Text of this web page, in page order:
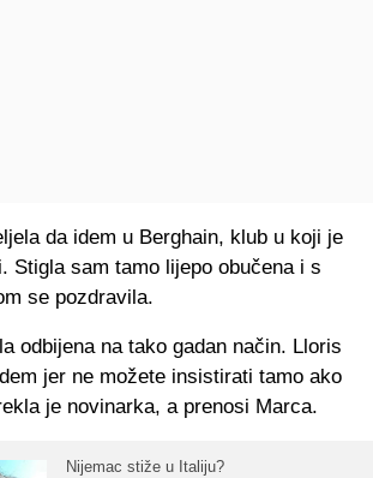
da idem u Berghain, klub u koji je
Stigla sam tamo lijepo obučena i s
se pozdravila.
odbijena na tako gadan način. Lloris
jer ne možete insistirati tamo ako
je novinarka, a prenosi Marca.
Nijemac stiže u Italiju?